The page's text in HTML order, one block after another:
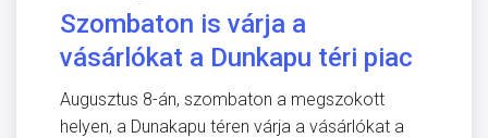
Szombaton is várja a
vásárlókat a Dunkapu téri piac
Augusztus 8-án, szombaton a megszokott
helyen, a Dunakapu téren várja a vásárlókat a